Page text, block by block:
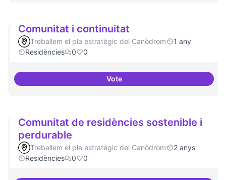
Comunitat i continuitat
Treballem el pla estratègic del Canòdrom
1 any
Residències
0 0
VoteComunitat i continuitat
Comunitat de residències sostenible i
perdurable
Treballem el pla estratègic del Canòdrom
2 anys
Residències
0 0